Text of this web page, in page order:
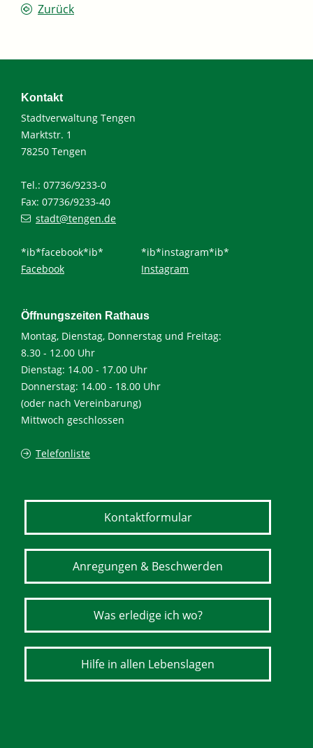
Zurück
Kontakt
Stadtverwaltung Tengen
Marktstr. 1
78250 Tengen
Tel.: 07736/9233-0
Fax: 07736/9233-40
stadt@tengen.de
*ib*facebook*ib*
Facebook
*ib*instagram*ib*
Instagram
Öffnungszeiten Rathaus
Montag, Dienstag, Donnerstag und Freitag:
8.30 - 12.00 Uhr
Dienstag: 14.00 - 17.00 Uhr
Donnerstag: 14.00 - 18.00 Uhr
(oder nach Vereinbarung)
Mittwoch geschlossen
Telefonliste
Kontaktformular
Anregungen & Beschwerden
Was erledige ich wo?
Hilfe in allen Lebenslagen